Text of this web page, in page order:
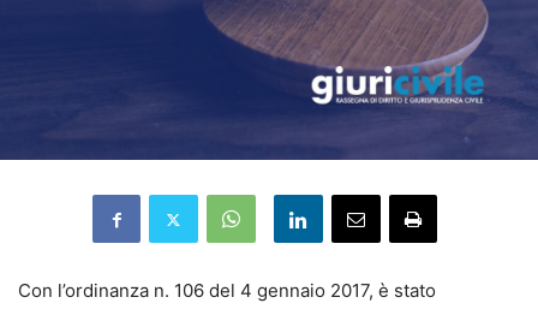
Con l’ordinanza n. 106 del 4 gennaio 2017, è stato